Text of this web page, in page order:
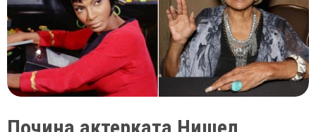
биде
погребана
во
вселената